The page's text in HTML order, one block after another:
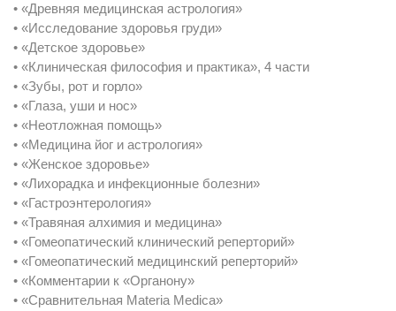
• «Древняя медицинская астрология»
• «Исследование здоровья груди»
• «Детское здоровье»
• «Клиническая философия и практика», 4 части
• «Зубы, рот и горло»
• «Глаза, уши и нос»
• «Неотложная помощь»
• «Медицина йог и астрология»
• «Женское здоровье»
• «Лихорадка и инфекционные болезни»
• «Гастроэнтерология»
• «Травяная алхимия и медицина»
• «Гомеопатический клинический реперторий»
• «Гомеопатический медицинский реперторий»
• «Комментарии к «Органону»
• «Сравнительная Materia Medica»